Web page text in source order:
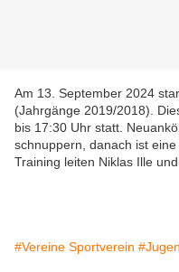
Am 13. September 2024
(Jahrgänge 2019/2018).
bis 17:30 Uhr statt.
schnuppern, danach ist
Training leiten Niklas Ille
#Vereine Sportverein